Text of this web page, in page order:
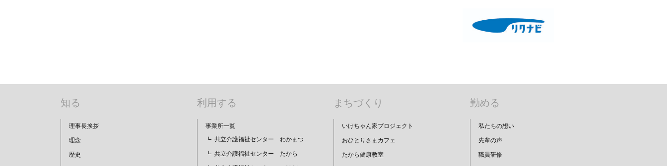
知る
理事長挨拶
理念
歴史
利用する
事業所一覧
共立介護福祉センター わかまつ
共立介護福祉センター たから
まちづくり
いけちゃん家プロジェクト
おひとりさまカフェ
たから健康教室
勤める
私たちの想い
先輩の声
職員研修